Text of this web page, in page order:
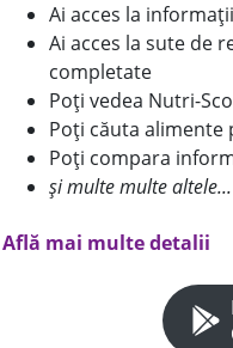
Ai acces la
Ai acces la sute de
completate
Poți vedea Nutri-
Poți căuta alimente
Poți compara
și multe multe altele...
Află mai multe detalii